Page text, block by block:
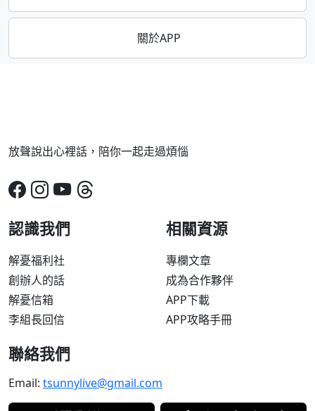
關於APP
放聲說出心裡話，陪你一起走過煩惱
認識我們
解憂福利社
創辦人的話
解憂信箱
李組長回信
相關資源
專欄文章
成為合作夥伴
APP下載
APP攻略手冊
聯絡我們
Email: tsunnylive@gmail.com